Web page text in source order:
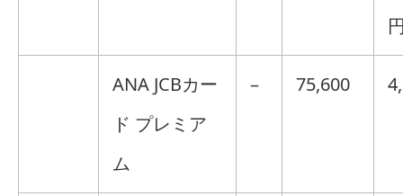
ANA JCBカー
ド プレミア
ム
– 75,600